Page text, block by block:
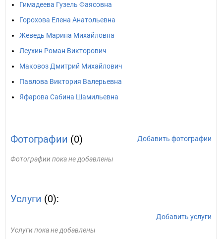
Гимадеева Гузель Фаясовна
Горохова Елена Анатольевна
Жеведь Марина Михайловна
Леухин Роман Викторович
Маковоз Дмитрий Михайлович
Павлова Виктория Валерьевна
Яфарова Сабина Шамильевна
Фотографии (0) Добавить фотографии
Фотографии пока не добавлены
Услуги (0):
Добавить услуги
Услуги пока не добавлены